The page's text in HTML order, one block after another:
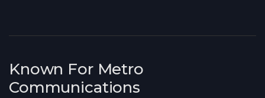
Known For Metro
Communications